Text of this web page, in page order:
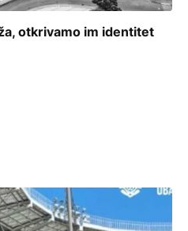
otkrivamo im identitet